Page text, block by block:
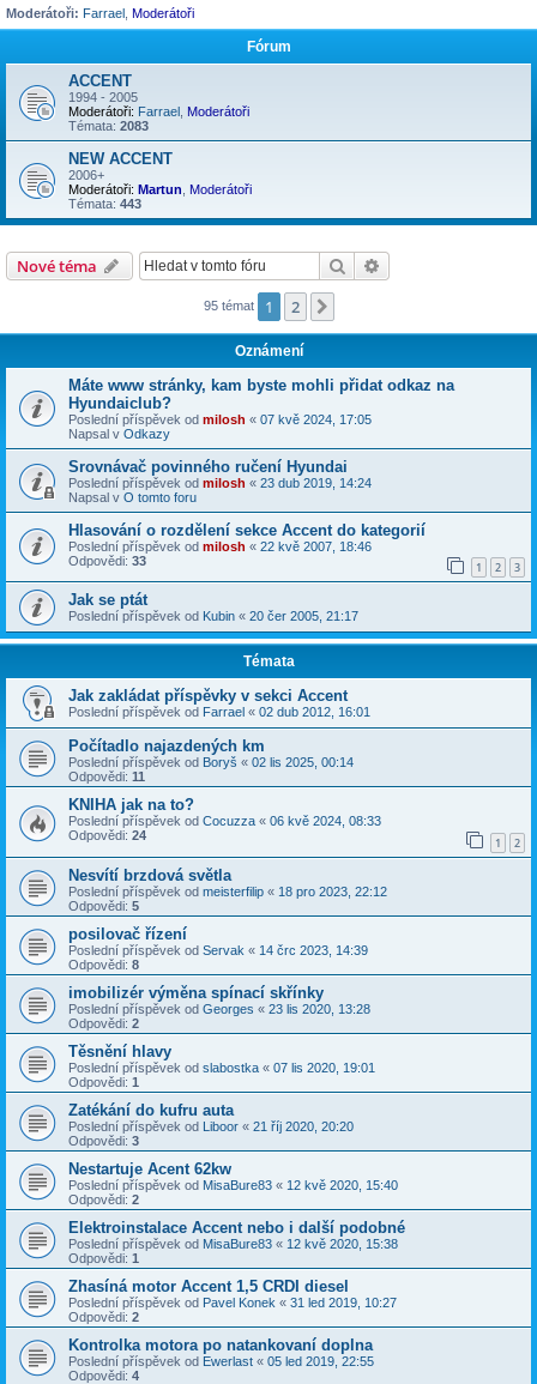
Moderátoři: Farrael Moderátoři
Fórum
ACCENT
1994 - 2005
Moderátoři: Farrael Moderátoři
Témata: 2083
NEW ACCENT
2006+
Moderátoři: Martun
Moderátoři
Témata: 443
Nové téma Hledat
95 témat 1 2
Oznámení
Máte www stránky, kam byste mohli přidat odkaz na
Hyundaiclub?
Poslední příspěvek od milosh « 07 kvě 2024, 17:05
Napsal v Odkazy
Srovnávač povinného ručení Hyundai
Poslední příspěvek od milosh « 23 dub 2019, 14:24
Napsal v O tomto foru
Hlasování o rozdělení sekce Accent do kategorií
Poslední příspěvek od milosh « 22 kvě 2007, 18:46
Odpovědi: 33 1 2 3
Jak se ptát
Poslední příspěvek od Kubin « 20 čer 2005, 21:17
Témata
Jak zakládat příspěvky v sekci Accent
Poslední příspěvek od Farrael « 02 dub 2012, 16:01
Počítadlo najazdených km
Poslední příspěvek od Boryš « 02 lis 2025, 00:14
Odpovědi: 11
KNIHA jak na to?
Poslední příspěvek od Cocuzza « 06 kvě 2024, 08:33
Odpovědi: 24 1 2
Nesvítí brzdová světla
Poslední příspěvek od meisterfilip « 18 pro 2023, 22:12
Odpovědi: 5
posilovač řízení
Poslední příspěvek od Servak « 14 črc 2023, 14:39
Odpovědi: 8
imobilizér výměna spínací skřínky
Poslední příspěvek od Georges « 23 lis 2020, 13:28
Odpovědi: 2
Těsnění hlavy
Poslední příspěvek od slabostka « 07 lis 2020, 19:01
Odpovědi: 1
Zatékání do kufru auta
Poslední příspěvek od Liboor « 21 říj 2020, 20:20
Odpovědi: 3
Nestartuje Acent 62kw
Poslední příspěvek od MisaBure83 « 12 kvě 2020, 15:40
Odpovědi: 2
Elektroinstalace Accent nebo i další podobné
Poslední příspěvek od MisaBure83 « 12 kvě 2020, 15:38
Odpovědi: 1
Zhasíná motor Accent 1,5 CRDI diesel
Poslední příspěvek od Pavel Konek « 31 led 2019, 10:27
Odpovědi: 2
Kontrolka motora po natankovaní doplna
Poslední příspěvek od Ewerlast « 05 led 2019, 22:55
Odpovědi: 4